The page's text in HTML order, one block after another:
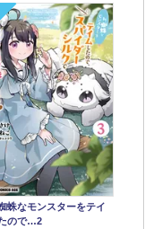
蛛なモンスターをテイ
ので…2